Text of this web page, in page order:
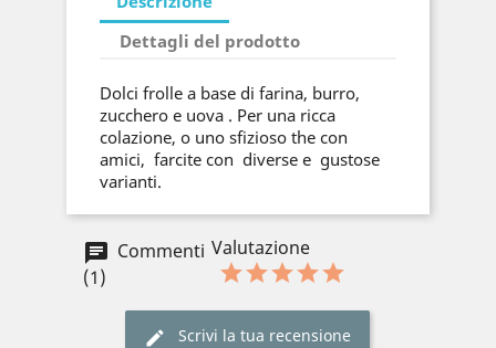
Dettagli del prodotto
Dolci frolle a base di farina, burro,
zucchero e uova . Per una ricca
colazione, o uno sfizioso the con
amici, farcite con diverse e gustose
varianti.
Commenti
(1)
Valutazione
Scrivi la tua recensione